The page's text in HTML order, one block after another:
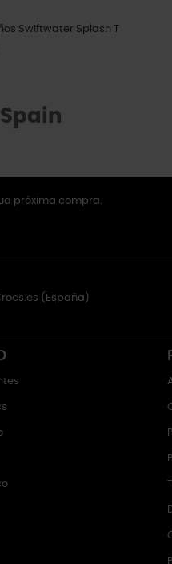
Swiftwater Splash T
próxima compra.
(España)